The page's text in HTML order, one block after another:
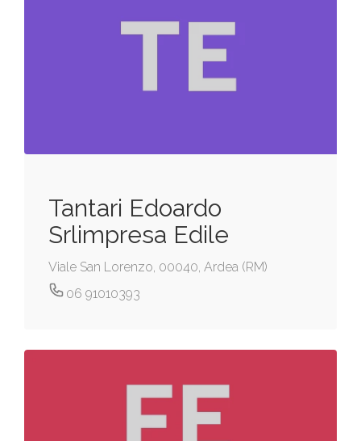
Tantari Edoardo
Srlimpresa Edile
Viale San Lorenzo, 00040, Ardea (RM)
06 91010393